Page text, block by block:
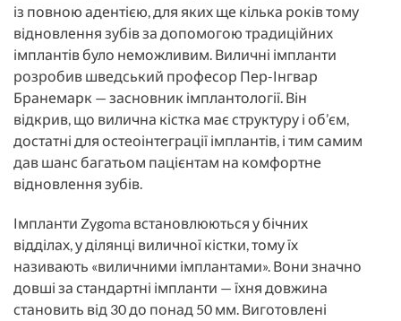
із повною адентією, для яких ще кілька років тому
відновлення зубів за допомогою традиційних
імплантів було неможливим. Виличні імпланти
розробив шведський професор Пер-Інгвар
Бранемарк — засновник імплантології. Він
відкрив, що вилична кістка має структуру і об’єм,
достатні для остеоінтеграції імплантів, і тим самим
дав шанс багатьом пацієнтам на комфортне
відновлення зубів.
Імпланти Zygoma встановлюються у бічних
відділах, у ділянці виличної кістки, тому їх
називають «виличними імплантами». Вони значно
довші за стандартні імпланти — їхня довжина
становить від 30 до понад 50 мм. Виготовлені